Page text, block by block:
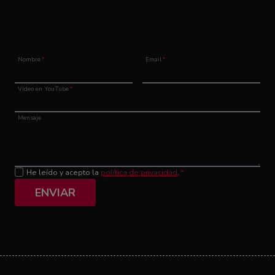
Nombre* Email*
Vídeo en YouTube*
Mensaje
He leído y acepto la política de privacidad. *
ENVIAR